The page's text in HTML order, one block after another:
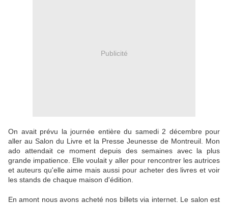
Publicité
On avait prévu la journée entière du samedi 2 décembre pour
aller au Salon du Livre et la Presse Jeunesse de Montreuil. Mon
ado attendait ce moment depuis des semaines avec la plus
grande impatience. Elle voulait y aller pour rencontrer les autrices
et auteurs qu'elle aime mais aussi pour acheter des livres et voir
les stands de chaque maison d'édition.
En amont nous avons acheté nos billets via internet. Le salon est